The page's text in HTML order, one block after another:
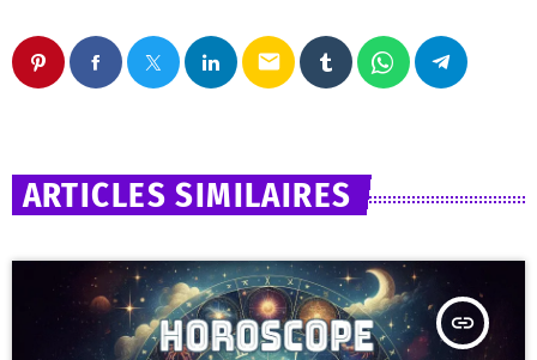
email
ARTICLES SIMILAIRES
insert_link